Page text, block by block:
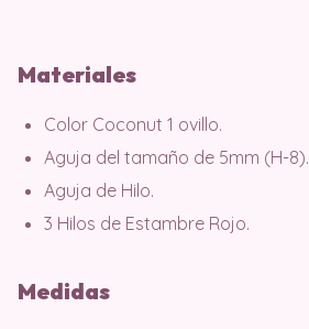
Materiales
Color Coconut 1 ovillo.
Aguja del tamaño de 5mm (H-8).
Aguja de Hilo.
3 Hilos de Estambre Rojo.
Medidas